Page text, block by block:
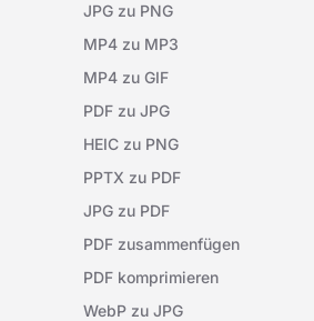
JPG zu PNG
MP4 zu MP3
MP4 zu GIF
PDF zu JPG
HEIC zu PNG
PPTX zu PDF
JPG zu PDF
PDF zusammenfügen
PDF komprimieren
WebP zu JPG